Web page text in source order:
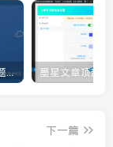
WordPress子比主题美化教程[持续更新]
下一篇